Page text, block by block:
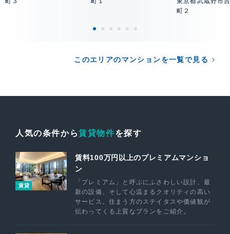
町２
このエリアのマンションを一覧で見る
人気の条件から賃貸物件を探す
賃貸
賃料100万円以上のプレミアムマンショ
ン
「プレミアム」と呼ぶにふさわしい設計、最
新の設備、そして心温まるクオリティの高い
サービス。住まう方のステイタスや価値観が
伝わってくる上質なプランをご紹介。